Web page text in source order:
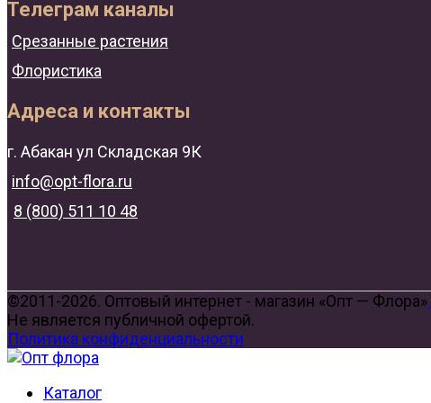
Телеграм каналы
Срезанные растения
Флористика
Адреса и контакты
г. Абакан ул Складская 9К
info@opt-flora.ru
8 (800) 511 10 48
©2011-2026. Оптовый интернет - магазин «Опт — Флора»
Не является публичной офертой.
Политика конфиденциальности
Каталог